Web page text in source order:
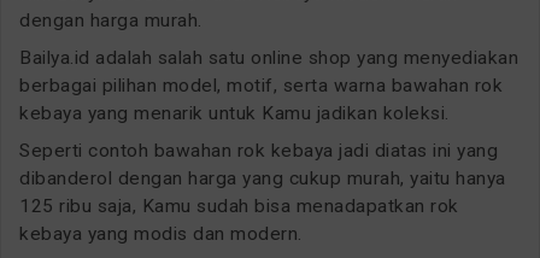
dengan harga murah.
Bailya.id adalah salah satu online shop yang menyediakan
berbagai pilihan model, motif, serta warna bawahan rok
kebaya yang menarik untuk Kamu jadikan koleksi.
Seperti contoh bawahan rok kebaya jadi diatas ini yang
dibanderol dengan harga yang cukup murah, yaitu hanya
125 ribu saja, Kamu sudah bisa menadapatkan rok
kebaya yang modis dan modern.